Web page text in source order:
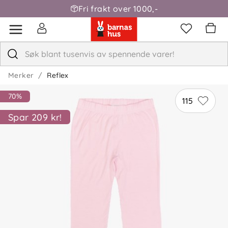
Fri frakt over 1000,-
Merker Reflex
115
70%
Spar 209 kr!